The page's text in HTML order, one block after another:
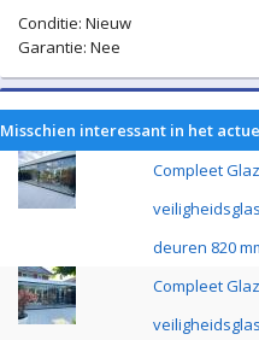
Conditie: Nieuw
Garantie: Nee
Misschien interessant in het
Compleet
deuren 820
Compleet